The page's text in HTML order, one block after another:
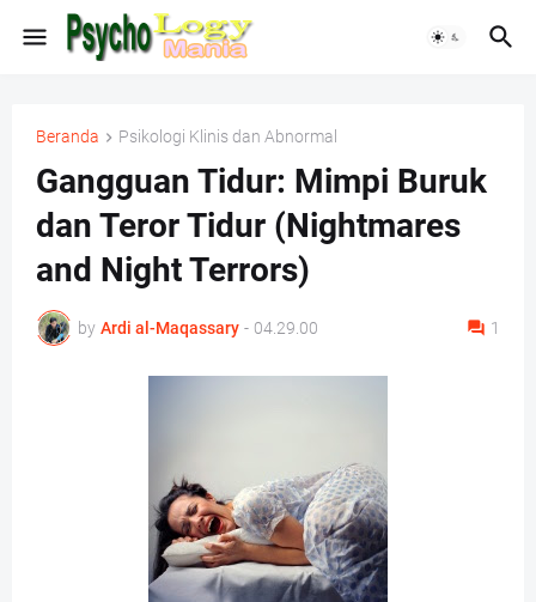
Beranda Psikologi Klinis dan Abnormal
Gangguan Tidur: Mimpi Buruk
dan Teror Tidur (Nightmares
and Night Terrors)
by Ardi al-Maqassary - 04.29.00 1